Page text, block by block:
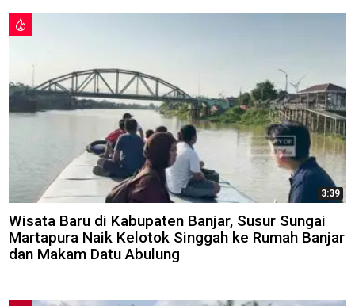
3:39
Wisata Baru di Kabupaten Banjar, Susur Sungai
Martapura Naik Kelotok Singgah ke Rumah Banjar
dan Makam Datu Abulung